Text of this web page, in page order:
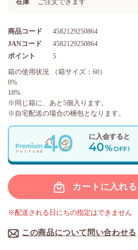
在庫 ご注文できます
商品コード 4582129250864
ポイント 5
JANコード 4582129250864
カートに入れる
この商品について問い合わせる
※配送される日にちの指定はできません
に入会すると
40%OFF!
箱の使用状況
（箱サイズ：60）
0%
18%
※同じ箱に、あと 5個入ります。
※自宅配送の場合の梱包となります。